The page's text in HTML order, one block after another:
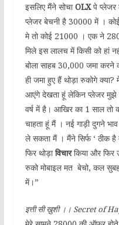
इसलिए मैंने सोचाOLXपे प्लेजर
प्लेजर बेचनी है 30000 में ।
मे तो कोई 21000 । एक ने
मिले इस लालच में किसी को हां
बोला साहब 30,000 जमा
ही जमा हुए हैं थोड़ा रुकोगे
आएंगे देखता हूं लेकिन प्लेजर मुझे
वर्ष में है। आखिर का 1 साल
चाहता हूं मैं । नई गाड़ी दुगने
ले सकता मैं । मैंने सिर्फ ‘ ठीक
फिर थोड़ाविचारकिया और फिर
रुको मोबाइल मत बेचो, कल
में।”
इत्ती सी ख़ुशी ।। Secret of